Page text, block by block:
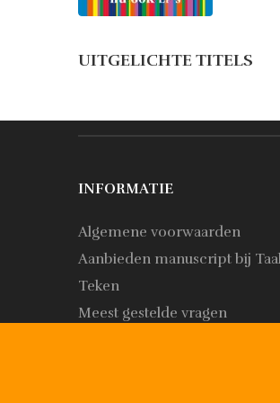
UITGELICHTE TITELS
INFORMATIE
Algemene voorwaarden
Aanbieden manuscript bij
Teken
Meest gestelde vragen